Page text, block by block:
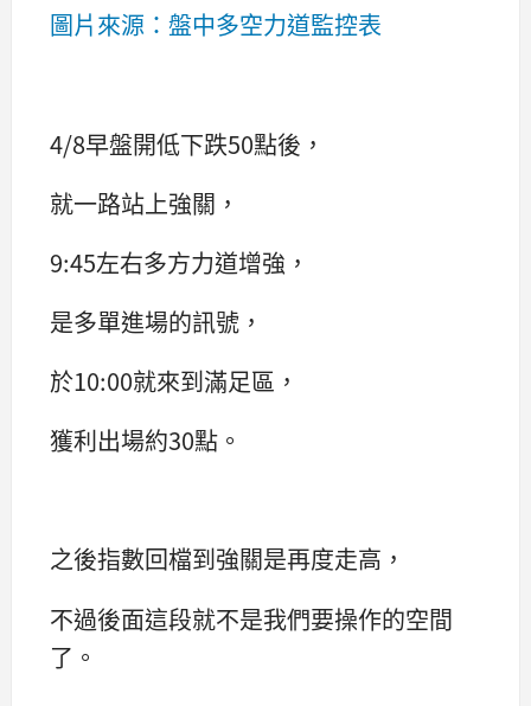
圖片來源：盤中多空力道監控表
4/8早盤開低下跌50點後，
就一路站上強關，
9:45左右多方力道增強，
是多單進場的訊號，
於10:00就來到滿足區，
獲利出場約30點。
之後指數回檔到強關是再度走高，
不過後面這段就不是我們要操作的空間
了。